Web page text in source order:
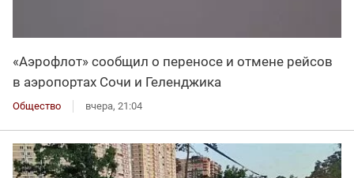
«Аэрофлот» сообщил о переносе и отмене рейсов
в аэропортах Сочи и Геленджика
Общество вчера, 21:04